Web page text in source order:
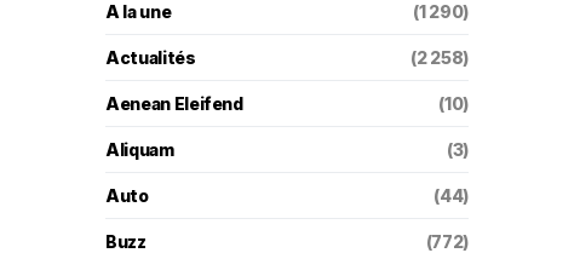
A la une (1 290)
Actualités (2 258)
Aenean Eleifend (10)
Aliquam (3)
Auto (44)
Buzz (772)